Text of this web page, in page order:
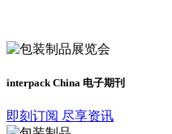
interpack China 电子期刊
即刻订阅 尽享资讯